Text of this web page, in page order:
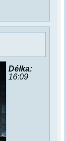
Délka:
16:09